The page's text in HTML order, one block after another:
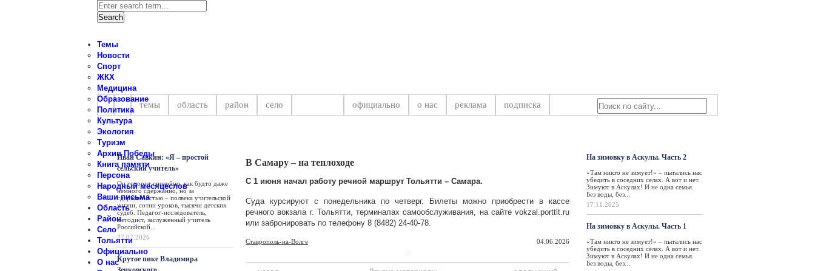
Новости Ставропольского района Самарской области
темы область район село официально о нас реклама подписка
В Самару – на теплоходе
С 1 июня начал работу речной маршрут Тольятти – Самара.
Суда курсируют с понедельника по четверг. Билеты можно приобрести в кассе
речного вокзала г. Тольятти, терминалах самообслуживания, на сайте vokzal.porttlt.ru
или забронировать по телефону 8 (8482) 24-40-78.
Ставрополь-на-Волге 04.06.2026
Иван Савкин: «Я – простой
сельский учитель»
Он говорит спокойно, как будто даже
немного сдержанно, но за
сдержанностью – полвека учительской
жизни, сотни уроков, тысячи детских
судеб. Педагог-исследователь,
методист, заслуженный учитель
Российской...
27.07.2026
Крутое пике Владимира
На зимовку в Аскулы. Часть 2
«Там никто не зимует!» – пытались нас
убедить в соседних селах. А вот и нет.
Зимуют в Аскулах! И не одна семья.
Без воды, без...
17.11.2025
На зимовку в Аскулы. Часть 1
«Там никто не зимует!» – пытались нас
убедить в соседних селах. А вот и нет.
Зимуют в Аскулах! И не одна семья.
Без воды, без...
Темы
Новости
Спорт
ЖКХ
Медицина
Образование
Политика
Культура
Экология
Туризм
Архив Победы
Книга памяти
Персона
Народный месяцеслов
Ваши письма
Область
Район
Село
Тольятти
Официально
О нас